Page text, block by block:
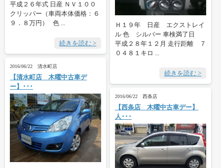
平成２６年式 日産 ＮＶ１００
クリッパー（車両本体価格：６
９．８万円） 色 ...
続きを読む >
Ｈ１９年 日産 エクストレイ
ル 色 シルバー 車検満了日
平成２８年１２月 走行距離 ７
０４８１キロ ...
続きを読む >
2016/06/22 清水町店
【清水町店 木曜中古車デ
ー】･･･
2016/06/22 西条店
【西条店 木曜中古車デー】
人･･･